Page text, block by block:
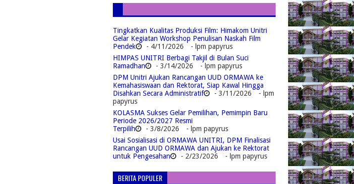
Tingkatkan Kualitas Produksi Film: Himakom Unitri
Gelar Kegiatan Workshop Penulisan Naskah Film
Pendek
- 4/11/2026
- lpm papyrus
HIMPAS UNITRI Berbagi Takjil di Bulan Suci
Ramadhan
- 3/14/2026
- lpm papyrus
DPM Unitri Ajukan Rancangan UUD ORMAWA ke
Kemahasiswaan dan Rektorat, Siap Kawal Hingga
Disahkan Secara Administratif
- 3/11/2026
- lpm
papyrus
KOLASMA Sukses Gelar Pemilihan, Pemimpin Baru
Periode 2026/2027 Resmi
Terpilih
- 3/8/2026
- lpm papyrus
Usai Sosialisasi di ORMAWA UNITRI, DPM Finalisasi
Rancangan UUD ORMAWA dan Ajukan ke Rektorat
untuk Pengesahan
- 2/23/2026 - lpm papyrus
BERITA POPULER